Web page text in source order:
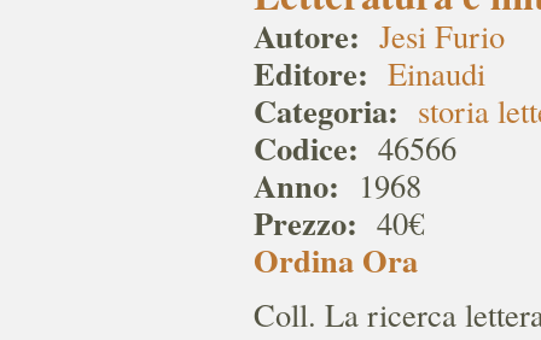
Autore: Jesi Furio
Editore: Einaudi
Categoria: storia
Codice: 46566
Anno: 1968
Prezzo: 40€
Ordina Ora
Coll. La ricerca